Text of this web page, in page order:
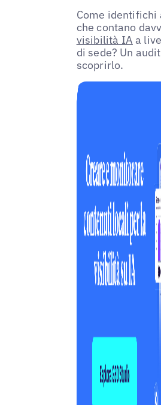
Come
che contano
visibilità IA a
di sede? Un
scoprirlo.